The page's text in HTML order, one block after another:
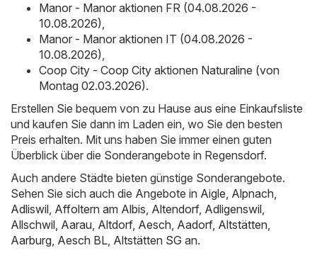
Manor - Manor aktionen FR (04.08.2026 -
10.08.2026),
Manor - Manor aktionen IT (04.08.2026 -
10.08.2026),
Coop City - Coop City aktionen Naturaline (von
Montag 02.03.2026).
Erstellen Sie bequem von zu Hause aus eine Einkaufsliste
und kaufen Sie dann im Laden ein, wo Sie den besten
Preis erhalten. Mit uns haben Sie immer einen guten
Überblick über die Sonderangebote in Regensdorf.
Auch andere Städte bieten günstige Sonderangebote.
Sehen Sie sich auch die Angebote in Aigle, Alpnach,
Adliswil, Affoltern am Albis, Altendorf, Adligenswil,
Allschwil, Aarau, Altdorf, Aesch, Aadorf, Altstätten,
Aarburg, Aesch BL, Altstätten SG an.